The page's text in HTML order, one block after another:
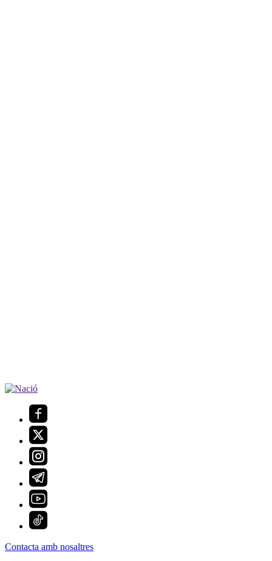
Contacta amb nosaltres